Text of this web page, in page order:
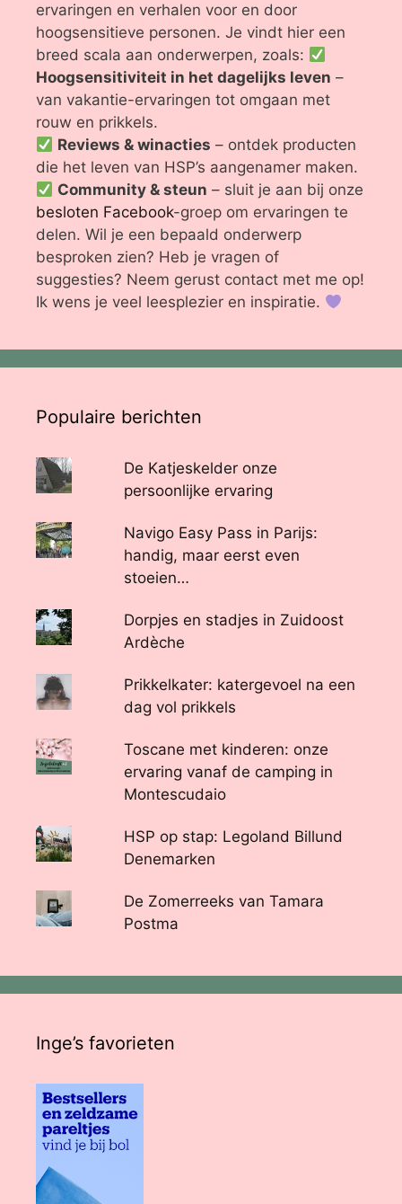
ervaringen en verhalen voor en door
hoogsensitieve personen. Je vindt hier een
breed scala aan onderwerpen, zoals:
Hoogsensitiviteit in het dagelijks leven –
van vakantie-ervaringen tot omgaan met
rouw en prikkels.
Reviews & winacties – ontdek producten
die het leven van HSP’s aangenamer maken.
Community & steun – sluit je aan bij onze
besloten Facebook-groep om ervaringen te
delen. Wil je een bepaald onderwerp
besproken zien? Heb je vragen of
suggesties? Neem gerust contact met me op!
Ik wens je veel leesplezier en inspiratie.
Populaire berichten
De Katjeskelder onze
persoonlijke ervaring
Navigo Easy Pass in Parijs:
handig, maar eerst even
stoeien…
Dorpjes en stadjes in Zuidoost
Ardèche
Prikkelkater: katergevoel na een
dag vol prikkels
Toscane met kinderen: onze
ervaring vanaf de camping in
Montescudaio
HSP op stap: Legoland Billund
Denemarken
De Zomerreeks van Tamara
Postma
Inge’s favorieten